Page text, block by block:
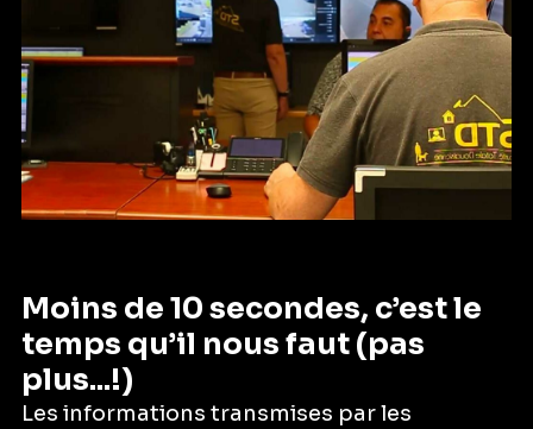
Moins de 10 secondes, c’est le
temps qu’il nous faut (pas
plus...!)
Les informations transmises par les